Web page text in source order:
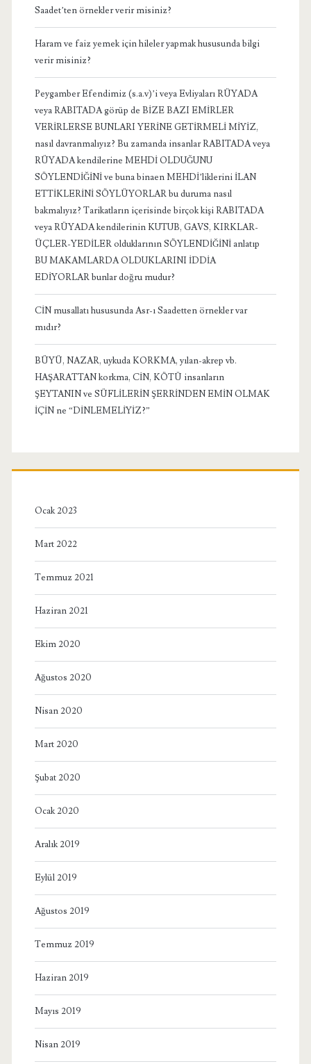
Saadet’ten örnekler verir misiniz?
Haram ve faiz yemek için hileler yapmak hususunda bilgi
verir misiniz?
Peygamber Efendimiz (s.a.v)’i veya Evliyaları RÜYADA
veya RABITADA görüp de BİZE BAZI EMİRLER
VERİRLERSE BUNLARI YERİNE GETİRMELİ MİYİZ,
nasıl davranmalıyız? Bu zamanda insanlar RABITADA veya
RÜYADA kendilerine MEHDİ OLDUĞUNU
SÖYLENDİĞİNİ ve buna binaen MEHDİ’liklerini İLAN
ETTİKLERİNİ SÖYLÜYORLAR bu duruma nasıl
bakmalıyız? Tarikatların içerisinde birçok kişi RABITADA
veya RÜYADA kendilerinin KUTUB, GAVS, KIRKLAR-
ÜÇLER-YEDİLER olduklarının SÖYLENDİĞİNİ anlatıp
BU MAKAMLARDA OLDUKLARINI İDDİA
EDİYORLAR bunlar doğru mudur?
CİN musallatı hususunda Asr-ı Saadetten örnekler var
mıdır?
BÜYÜ, NAZAR, uykuda KORKMA, yılan-akrep vb.
HAŞARATTAN korkma, CİN, KÖTÜ insanların
ŞEYTANIN ve SÜFLİLERİN ŞERRİNDEN EMİN OLMAK
İÇİN ne “DİNLEMELİYİZ?”
Ocak 2023
Mart 2022
Temmuz 2021
Haziran 2021
Ekim 2020
Ağustos 2020
Nisan 2020
Mart 2020
Şubat 2020
Ocak 2020
Aralık 2019
Eylül 2019
Ağustos 2019
Temmuz 2019
Haziran 2019
Mayıs 2019
Nisan 2019